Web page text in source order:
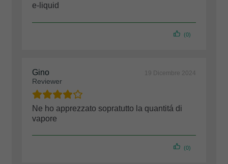
e-liquid
(0)
Gino
Reviewer
19 Dicembre 2024
Ne ho apprezzato sopratutto la quantitá di
vapore
(0)